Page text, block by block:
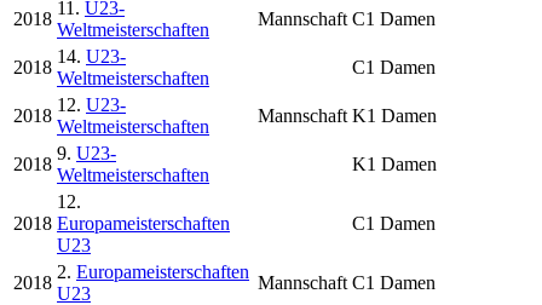
2018
11. U23-
Weltmeisterschaften
Mannschaft C1 Damen
2018
14. U23-
Weltmeisterschaften
C1 Damen
2018
12. U23-
Weltmeisterschaften
Mannschaft K1 Damen
2018
9. U23-
Weltmeisterschaften
K1 Damen
2018
12.
Europameisterschaften
U23
C1 Damen
2018
2. Europameisterschaften
U23
Mannschaft C1 Damen